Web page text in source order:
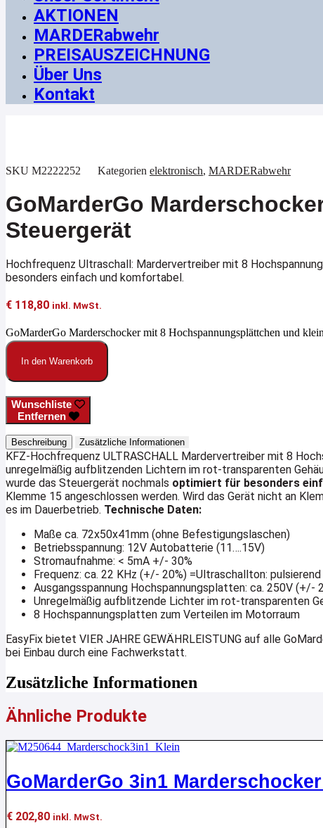
AKTIONEN
MARDERabwehr
PREISAUSZEICHNUNG
Über Uns
Kontakt
SKU M2222252 Kategorien elektronisch, MARDERabwehr
GoMarderGo
Steuergerät
Hochfrequenz Ultraschall: Mardervertreiber mit 8
besonders einfach und komfortabel.
€ 118,80 inkl. MwSt.
GoMarderGo Marderschocker mit 8 Hochspannungsplättchen und
In den Warenkorb
Wunschliste
Entfernen
Beschreibung Zusätzliche Informationen
KFZ-Hochfrequenz ULTRASCHALL Mardervertreiber mit 8
unregelmäßig aufblitzenden Lichtern im rot-transparenten
wurde das Steuergerät nochmals optimiert für besonders
Klemme 15 angeschlossen werden. Wird das Gerät nicht an
es im Dauerbetrieb. Technische Daten:
Maße ca. 72x50x41mm (ohne Befestigungslaschen)
Betriebsspannung: 12V Autobatterie (11….15V)
Stromaufnahme: < 5mA +/- 30%
Frequenz: ca. 22 KHz (+/- 20%) =Ultraschallton: pulsierend
Ausgangsspannung Hochspannungsplatten: ca. 250V (+/-
Unregelmäßig aufblitzende Lichter im rot-transparenten
8 Hochspannungsplatten zum Verteilen im Motorraum
EasyFix bietet VIER JAHRE GEWÄHRLEISTUNG auf alle
bei Einbau durch eine Fachwerkstatt.
Zusätzliche Informationen
Ähnliche Produkte
GoMarderGo 3in1
€ 202,80 inkl. MwSt.